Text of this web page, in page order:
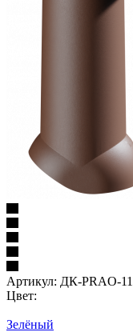
Артикул: ДК-PRAO-
Цвет:
Зелёный